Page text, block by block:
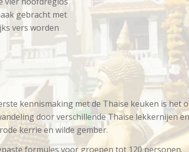
gebracht met
vers worden
kennismaking met de Thaise keuken is het
door verschillende Thaise lekkernijen
kerrie en wilde gember.
formules voor groepen tot 120 personen.